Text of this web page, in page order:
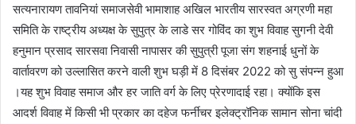
सत्यनारायण तावनियां समाजसेवी भामाशाह अखिल भारतीय सारस्वत अग्रणी महा
समिति के राष्ट्रीय अध्यक्ष के सुपुत्र के लाडे सर गोविंद का शुभ विवाह सुगनी देवी
हनुमान प्रसाद सारसवा निवासी नापासर की सुपुत्री पूजा संग शहनाई धुनों के
वार्तावरण को उल्लासित करने वाली शुभ घड़ी में 8 दिसंबर 2022 को सु संपन्न हुआ
।यह शुभ विवाह समाज और हर जाति वर्ग के लिए प्रेरणादाई रहा। क्योंकि इस
आदर्श विवाह में किसी भी प्रकार का दहेज फर्नीचर इलेक्ट्रॉनिक सामान सोना चांदी